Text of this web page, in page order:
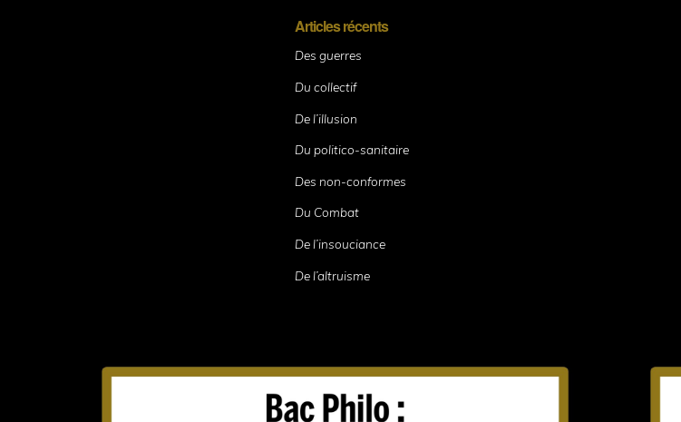
Articles récents
Des guerres
Du collectif
De l’illusion
Du politico-sanitaire
Des non-conformes
Du Combat
De l’insouciance
De l’altruisme